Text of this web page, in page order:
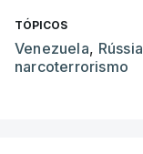
TÓPICOS
Venezuela, Rússia
narcoterrorismo